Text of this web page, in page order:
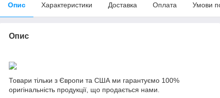
Опис Характеристики Доставка Оплата Умови
Опис
Товари тільки з Європи та США ми гарантуємо 100%
оригінальність продукції, що продається нами.